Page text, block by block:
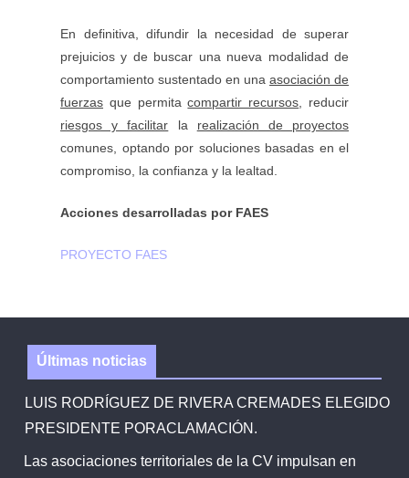
En definitiva, difundir la necesidad de superar
prejuicios y de buscar una nueva modalidad de
comportamiento sustentado en una asociación de
fuerzas que permitacompartir recursos , reducir
riesgos y facilitar la realización de proyectos
comunes, optando por soluciones basadas en el
compromiso, la confianza y la lealtad.
Acciones desarrolladas por FAES
PROYECTO FAES
Últimas noticias
LUIS RODRÍGUEZ DE RIVERA CREMADES ELEGIDO
PRESIDENTE PORACLAMACIÓN.
Las asociaciones territoriales de la CV impulsan en